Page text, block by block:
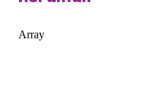
Array